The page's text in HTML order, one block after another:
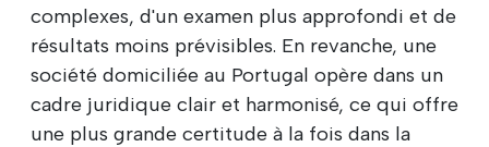
complexes, d'un examen plus approfondi et de
résultats moins prévisibles. En revanche, une
société domiciliée au Portugal opère dans un
cadre juridique clair et harmonisé, ce qui offre
une plus grande certitude à la fois dans la